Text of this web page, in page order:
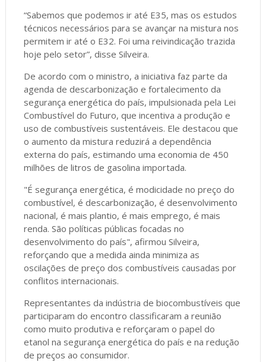
“Sabemos que podemos ir até E35, mas os estudos
técnicos necessários para se avançar na mistura nos
permitem ir até o E32. Foi uma reivindicação trazida
hoje pelo setor”, disse Silveira.
De acordo com o ministro, a iniciativa faz parte da
agenda de descarbonização e fortalecimento da
segurança energética do país, impulsionada pela Lei
Combustível do Futuro, que incentiva a produção e
uso de combustíveis sustentáveis. Ele destacou que
o aumento da mistura reduzirá a dependência
externa do país, estimando uma economia de 450
milhões de litros de gasolina importada.
"É segurança energética, é modicidade no preço do
combustível, é descarbonização, é desenvolvimento
nacional, é mais plantio, é mais emprego, é mais
renda. São políticas públicas focadas no
desenvolvimento do país", afirmou Silveira,
reforçando que a medida ainda minimiza as
oscilações de preço dos combustíveis causadas por
conflitos internacionais.
Representantes da indústria de biocombustíveis que
participaram do encontro classificaram a reunião
como muito produtiva e reforçaram o papel do
etanol na segurança energética do país e na redução
de preços ao consumidor.